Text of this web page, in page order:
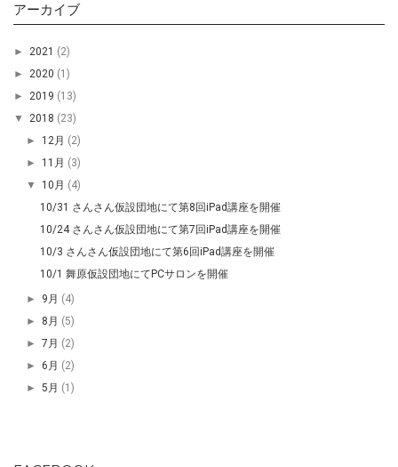
アーカイブ
► 2021 (2)
► 2020 (1)
► 2019 (13)
▼ 2018 (23)
► 12月 (2)
► 11月 (3)
▼ 10月 (4)
10/31 さんさん仮設団地にて第8回iPad講座を開催
10/24 さんさん仮設団地にて第7回iPad講座を開催
10/3 さんさん仮設団地にて第6回iPad講座を開催
10/1 舞原仮設団地にてPCサロンを開催
► 9月 (4)
► 8月 (5)
►7月 (2)
►6月 (2)
►5月 (1)